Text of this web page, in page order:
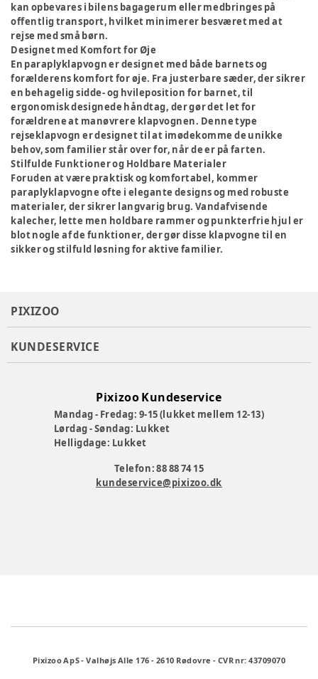
kan opbevares i bilens bagagerum eller medbringes på
offentlig transport, hvilket minimerer besværet med at
rejse med små børn.
Designet med Komfort for Øje
En paraplyklapvogn er designet med både barnets og
forælderens komfort for øje. Fra justerbare sæder, der sikrer
en behagelig sidde- og hvileposition for barnet, til
ergonomisk designede håndtag, der gør det let for
forældrene at manøvrere klapvognen. Denne type
rejseklapvogn er designet til at imødekomme de unikke
behov, som familier står over for, når de er på farten.
Stilfulde Funktioner og Holdbare Materialer
Foruden at være praktisk og komfortabel, kommer
paraplyklapvogne ofte i elegante designs og med robuste
materialer, der sikrer langvarig brug. Vandafvisende
kalecher, lette men holdbare rammer og punkterfrie hjul er
blot nogle af de funktioner, der gør disse klapvogne til en
sikker og stilfuld løsning for aktive familier.
PIXIZOO
KUNDESERVICE
Pixizoo Kundeservice
Mandag - Fredag: 9-15 (lukket mellem 12-13)
Lørdag - Søndag: Lukket
Helligdage: Lukket
Telefon: 88 88 74 15
kundeservice@pixizoo.dk
Pixizoo ApS-Valhøjs Alle 176 - 2610 Rødovre - CVR nr: 43709070